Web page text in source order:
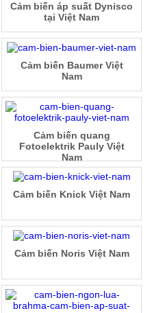
Cảm biến áp suất Dynisco
tại Việt Nam
Cảm biến Baumer Việt
Nam
Cảm biến quang
Fotoelektrik Pauly Việt
Nam
Cảm biến Knick Việt Nam
Cảm biến Noris Việt Nam